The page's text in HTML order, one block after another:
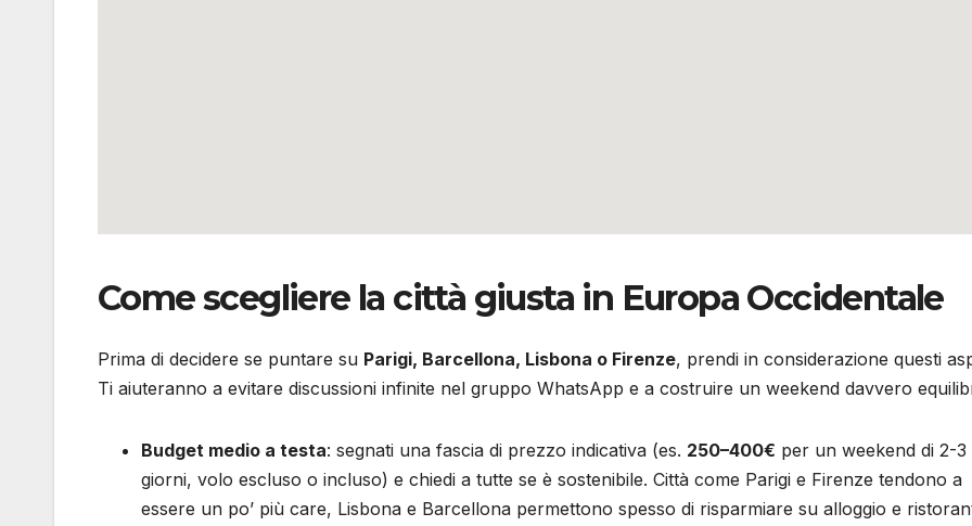
Come scegliere la città giusta in Europa Occidentale
Prima di decidere se puntare su Parigi, Barcellona, Lisbona o Firenze, prendi in considerazione questi
Ti aiuteranno a evitare discussioni infinite nel gruppo WhatsApp e a costruire un weekend davvero
Budget medio a testa: segnati una fascia di prezzo indicativa (es. 250–400€ per un weekend di 2-3
giorni, volo escluso o incluso) e chiedi a tutte se è sostenibile. Città come Parigi e Firenze tendono a
essere un po’ più care, Lisbona e Barcellona permettono spesso di risparmiare su alloggio e